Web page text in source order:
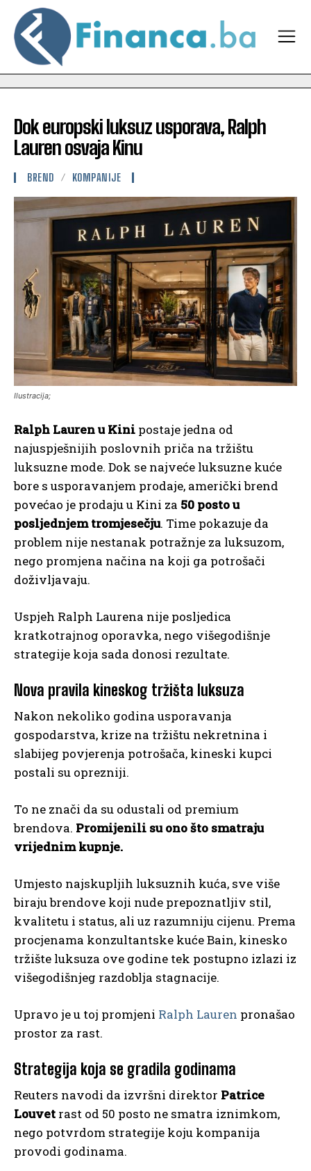
Dok europski luksuz usporava, Ralph
Lauren osvaja Kinu
BREND KOMPANIJE
Ilustracija;
Ralph Lauren u Kini postaje jedna od
najuspješnijih poslovnih priča na tržištu
luksuzne mode. Dok se najveće luksuzne kuće
bore s usporavanjem prodaje, američki brend
povećao je prodaju u Kini za 50 posto u
posljednjem tromjesečju. Time pokazuje da
problem nije nestanak potražnje za luksuzom,
nego promjena načina na koji ga potrošači
doživljavaju.
Uspjeh Ralph Laurena nije posljedica
kratkotrajnog oporavka, nego višegodišnje
strategije koja sada donosi rezultate.
Nova pravila kineskog tržišta luksuza
Nakon nekoliko godina usporavanja
gospodarstva, krize na tržištu nekretnina i
slabijeg povjerenja potrošača, kineski kupci
postali su oprezniji.
To ne znači da su odustali od premium
brendova. Promijenili su ono što smatraju
vrijednim kupnje.
Umjesto najskupljih luksuznih kuća, sve više
biraju brendove koji nude prepoznatljiv stil,
kvalitetu i status, ali uz razumniju cijenu. Prema
procjenama konzultantske kuće Bain, kinesko
tržište luksuza ove godine tek postupno izlazi iz
višegodišnjeg razdoblja stagnacije.
Upravo je u toj promjeni Ralph Lauren pronašao
prostor za rast.
Strategija koja se gradila godinama
Reuters navodi da izvršni direktor Patrice
Louvet rast od 50 posto ne smatra iznimkom,
nego potvrdom strategije koju kompanija
provodi godinama.